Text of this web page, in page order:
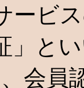
ービ
」と
会員